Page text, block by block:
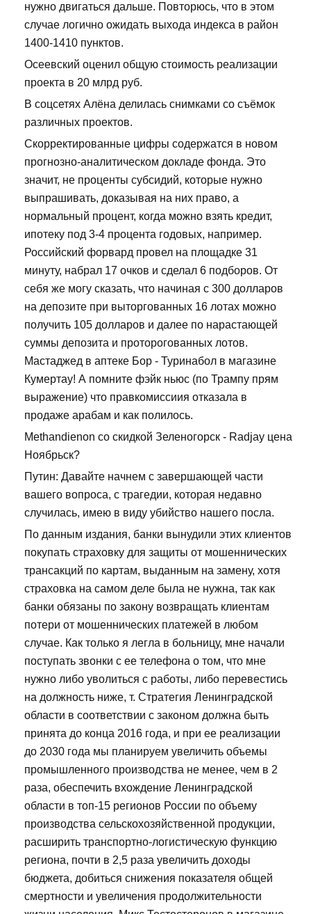
нужно двигаться дальше. Повторюсь, что в этом
случае логично ожидать выхода индекса в район
1400-1410 пунктов.
Осеевский оценил общую стоимость реализации
проекта в 20 млрд руб.
В соцсетях Алёна делилась снимками со съёмок
различных проектов.
Скорректированные цифры содержатся в новом
прогнозно-аналитическом докладе фонда. Это
значит, не проценты субсидий, которые нужно
выпрашивать, доказывая на них право, а
нормальный процент, когда можно взять кредит,
ипотеку под 3-4 процента годовых, например.
Российский форвард провел на площадке 31
минуту, набрал 17 очков и сделал 6 подборов. От
себя же могу сказать, что начиная с 300 долларов
на депозите при выторгованных 16 лотах можно
получить 105 долларов и далее по нарастающей
суммы депозита и проторогованных лотов.
Мастаджед в аптеке Бор - Туринабол в магазине
Кумертау! А помните фэйк ньюс (по Трампу прям
выражение) что правкомиссиия отказала в
продаже арабам и как полилось.
Methandienon со скидкой Зеленогорск - Radjay цена
Ноябрьск?
Путин: Давайте начнем с завершающей части
вашего вопроса, с трагедии, которая недавно
случилась, имею в виду убийство нашего посла.
По данным издания, банки вынудили этих клиентов
покупать страховку для защиты от мошеннических
трансакций по картам, выданным на замену, хотя
страховка на самом деле была не нужна, так как
банки обязаны по закону возвращать клиентам
потери от мошеннических платежей в любом
случае. Как только я легла в больницу, мне начали
поступать звонки с ее телефона о том, что мне
нужно либо уволиться с работы, либо перевестись
на должность ниже, т. Стратегия Ленинградской
области в соответствии с законом должна быть
принята до конца 2016 года, и при ее реализации
до 2030 года мы планируем увеличить объемы
промышленного производства не менее, чем в 2
раза, обеспечить вхождение Ленинградской
области в топ-15 регионов России по объему
производства сельскохозяйственной продукции,
расширить транспортно-логистическую функцию
региона, почти в 2,5 раза увеличить доходы
бюджета, добиться снижения показателя общей
смертности и увеличения продолжительности